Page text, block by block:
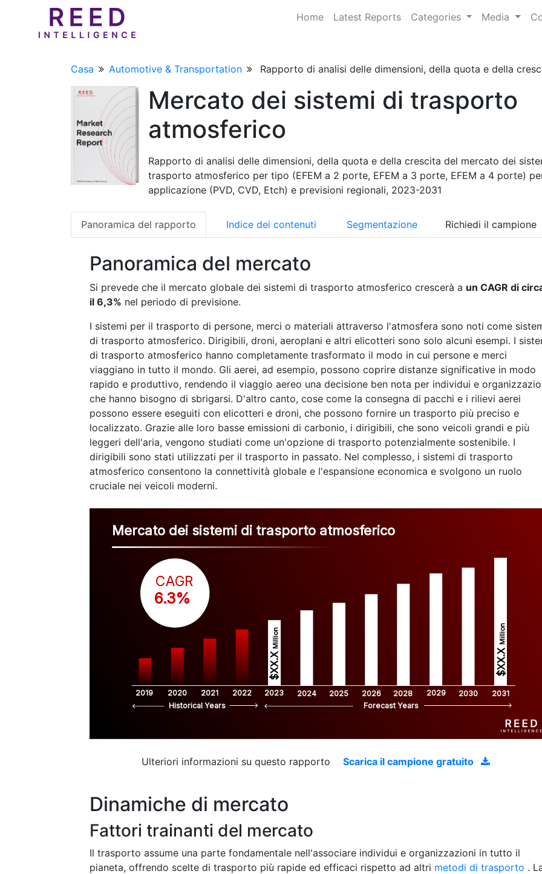
Home Latest Reports Categories Media
Casa Automotive & Transportation Rapporto di analisi delle dimensioni, della quota e della
Mercato dei sistemi di trasporto
atmosferico
Rapporto di analisi delle dimensioni, della quota e della crescita del mercato dei
trasporto atmosferico per tipo (EFEM a 2 porte, EFEM a 3 porte, EFEM a 4 porte)
applicazione (PVD, CVD, Etch) e previsioni regionali, 2023-2031
Panoramica del rapporto Indice dei contenuti Segmentazione Richiedi il campione
Panoramica del mercato
Si prevede che il mercato globale dei sistemi di trasporto atmosferico crescerà a un CAGR di
il 6,3% nel periodo di previsione.
I sistemi per il trasporto di persone, merci o materiali attraverso l'atmosfera sono noti come
di trasporto atmosferico. Dirigibili, droni, aeroplani e altri elicotteri sono solo alcuni esempi. I
di trasporto atmosferico hanno completamente trasformato il modo in cui persone e merci
viaggiano in tutto il mondo. Gli aerei, ad esempio, possono coprire distanze significative in modo
rapido e produttivo, rendendo il viaggio aereo una decisione ben nota per individui e
che hanno bisogno di sbrigarsi. D'altro canto, cose come la consegna di pacchi e i rilievi aerei
possono essere eseguiti con elicotteri e droni, che possono fornire un trasporto più preciso e
localizzato. Grazie alle loro basse emissioni di carbonio, i dirigibili, che sono veicoli grandi e più
leggeri dell'aria, vengono studiati come un'opzione di trasporto potenzialmente sostenibile. I
dirigibili sono stati utilizzati per il trasporto in passato. Nel complesso, i sistemi di trasporto
atmosferico consentono la connettività globale e l'espansione economica e svolgono un ruolo
cruciale nei veicoli moderni.
Mercato dei sistemi di trasporto atmosferico
2019 2020 2021 2022 2023 2024 2025 2026 2028 2029 2030 2031
$XX.X
Million
$XX.X
Million
CAGR
6.3%
Historical Years Forecast Years
Ulteriori informazioni su questo rapporto Scarica il campione gratuito
Dinamiche di mercato
Fattori trainanti del mercato
Il trasporto assume una parte fondamentale nell'associare individui e organizzazioni in tutto il
pianeta, offrendo scelte di trasporto più rapide ed efficaci rispetto ad altri metodi di trasporto .